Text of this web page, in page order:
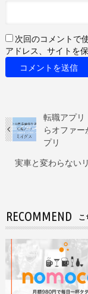
次回のコメントで
アドレス、サイトを保
転職アプリ
らオファ
プリ
実車と変わらない
RECOMMEND こ